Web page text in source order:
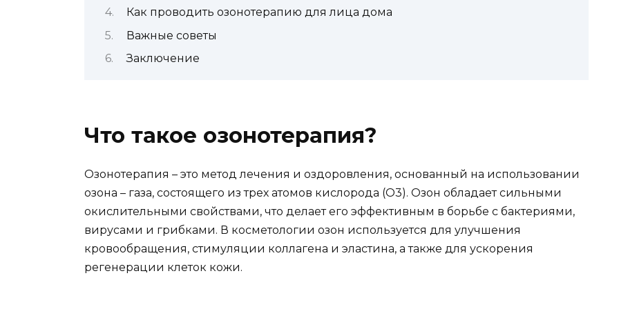
Как проводить озонотерапию для лица дома
Важные советы
Заключение
Что такое озонотерапия?
Озонотерапия – это метод лечения и оздоровления, основанный на использовании
озона – газа, состоящего из трех атомов кислорода (O3). Озон обладает сильными
окислительными свойствами, что делает его эффективным в борьбе с бактериями,
вирусами и грибками. В косметологии озон используется для улучшения
кровообращения, стимуляции коллагена и эластина, а также для ускорения
регенерации клеток кожи.